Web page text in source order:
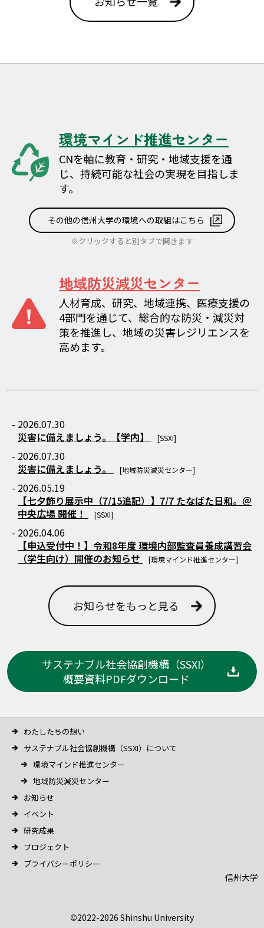
環境マインド推進センター
CNを軸に教育・研究・地域支援を通
じ、持続可能な社会の実現を目指しま
す。
その他の信州大学の環境への取組はこちら
※クリックすると別タブで開きます
地域防災減災センター
人材育成、研究、地域連携、医療支援の
4部門を通じて、総合的な防災・減災対
策を推進し、地域の災害レジリエンスを
高めます。
- 2026.07.30
災害に備えましょう。【学内】
[SSXI]
- 2026.07.30
災害に備えましょう。
[地域防災減災センター]
- 2026.05.19
【七夕飾り展示中（7/15追記）】7/7 たなばた日和。＠
中央広場 開催！
[SSXI]
- 2026.04.06
【申込受付中！】令和8年度 環境内部監査員養成講習会
（学生向け）開催のお知らせ
[環境マインド推進センター]
お知らせをもっと見る
サステナブル社会協創機構（SSXI）
概要資料PDFダウンロード
わたしたちの想い
サステナブル社会協創機構（SSXI）について
環境マインド推進センター
地域防災減災センター
お知らせ
イベント
研究成果
プロジェクト
プライバシーポリシー
信州大学
©2022-2026 Shinshu University